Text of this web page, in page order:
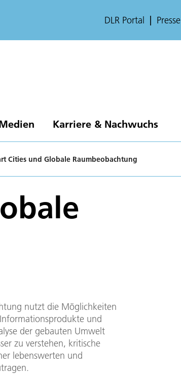
DLR Portal Presse
Karriere & Nachwuchs
Cities und Globale Raumbeobachtung
nutzt die Möglichkeiten
und
der gebauten Umwelt
zu verstehen, kritische
lebenswerten und